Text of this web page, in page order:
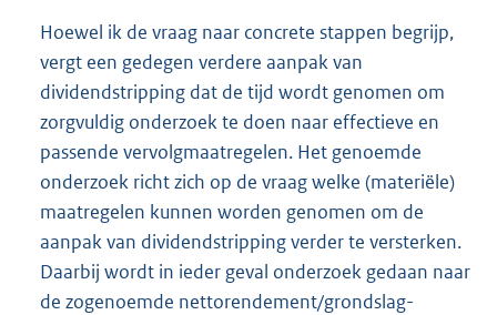
Hoewel ik de vraag naar concrete stappen begrijp,
vergt een gedegen verdere aanpak van
dividendstripping dat de tijd wordt genomen om
zorgvuldig onderzoek te doen naar effectieve en
passende vervolgmaatregelen. Het genoemde
onderzoek richt zich op de vraag welke (materiële)
maatregelen kunnen worden genomen om de
aanpak van dividendstripping verder te versterken.
Daarbij wordt in ieder geval onderzoek gedaan naar
de zogenoemde nettorendement/grondslag-